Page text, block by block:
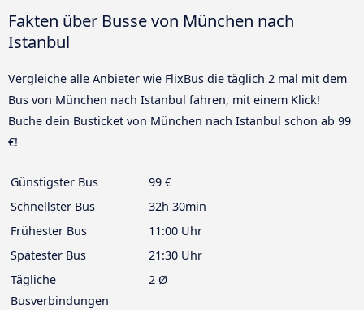
Fakten über Busse von München nach
Istanbul
Vergleiche alle Anbieter wie FlixBus die täglich 2 mal mit dem
Bus von München nach Istanbul fahren, mit einem Klick!
Buche dein Busticket von München nach Istanbul schon ab 99
€!
Günstigster Bus
99 €
Schnellster Bus
32h 30min
Frühester Bus
11:00 Uhr
Spätester Bus
21:30 Uhr
Tägliche
Busverbindungen
2 Ø